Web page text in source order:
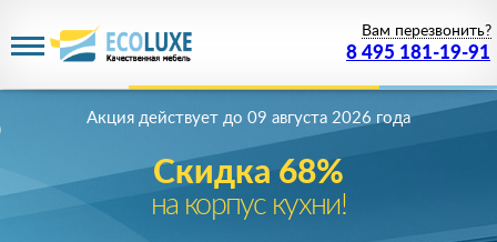
8 495 181-19-91
Вам перезвонить?
Скидка 68%
на корпус кухни!
Акция действует до 09 августа 2026 года